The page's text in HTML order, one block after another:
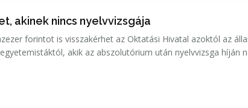
akinek nincs nyelvvizsgája
forintot is visszakérhet az Oktatási Hivatal azoktól az
akik az abszolutórium után nyelvvizsga híján